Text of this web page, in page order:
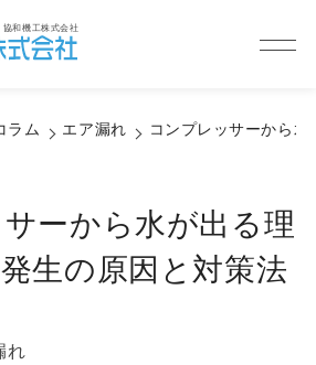
和機工株式会社
ラム エア漏れ コンプレッサーから
ーから水が出る理
生の原因と対策法
れ